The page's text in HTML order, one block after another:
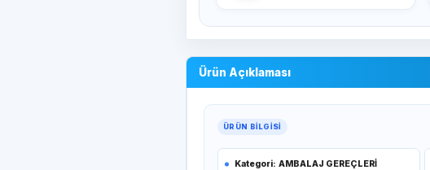
Ürün Açıklaması
ÜRÜN BILGISI
Kategori: AMBALAJ GEREÇLERİ